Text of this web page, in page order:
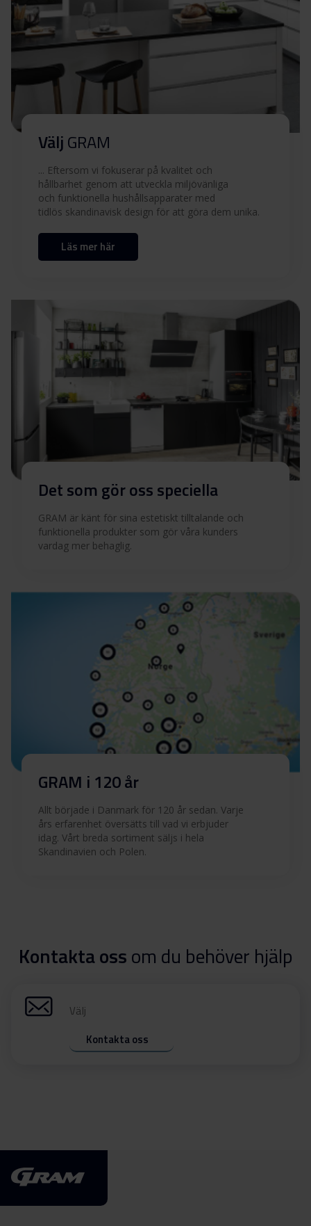
Säkerhetsinformation
och varningar (FI)
Ladda ner
Användarmanual (DK,NO)
Användarmanual (EN)
Produktbild KE 15106 F
Produktbild KE 15106 F
VäljGRAM
... Eftersom vi fokuserar på kvalitet och
hållbarhet genom att utveckla miljövänliga
och funktionella hushållsapparater med
tidlös skandinavisk design för att göra dem unika.
Läs mer här
Det som gör oss speciella
GRAM är känt för sina estetiskt tilltalande och
funktionella produkter som gör våra kunders
vardag mer behaglig.
GRAM i 120 år
Allt började i Danmark för 120 år sedan. Varje
års erfarenhet översätts till vad vi erbjuder
idag. Vårt breda sortiment säljs i hela
Skandinavien och Polen.
Kontakta ossom du behöver hjälp
Välj
Kontakta oss